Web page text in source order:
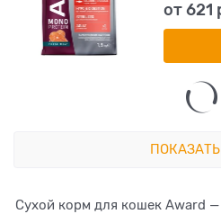
от621
Сухой корм для кошек Award